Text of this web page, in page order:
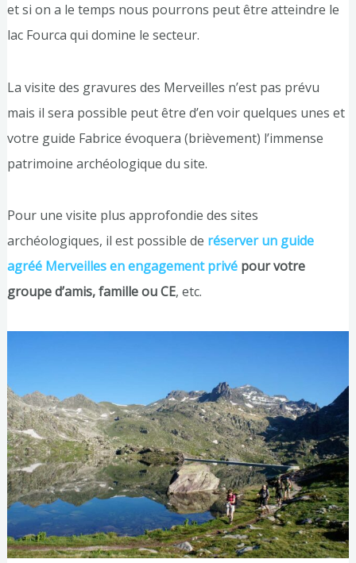
et si on a le temps nous pourrons peut être atteindre le
lac Fourca qui domine le secteur.
La visite des gravures des Merveilles n’est pas prévu
mais il sera possible peut être d’en voir quelques unes et
votre guide Fabrice évoquera (brièvement) l’immense
patrimoine archéologique du site.
Pour une visite plus approfondie des sites
archéologiques, il est possible de réserver un guide
agréé Merveilles en engagement privé pour votre
groupe d’amis, famille ou CE, etc.